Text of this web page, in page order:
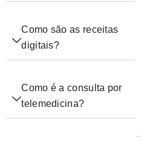
Como são as receitas
digitais?
Como é a consulta por
telemedicina?